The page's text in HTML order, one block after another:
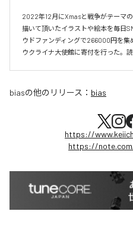
2022年12月にXmasと戦争がテーマ
描いて頂いたイラストや絵本を毎日
ウドファンディングで266000円を
ウクライナ大使館に寄付を行った。
biasの他のリリース： bias
https://
https://